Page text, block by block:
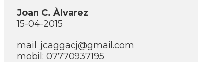
Joan C. Àlvarez
15-04-2015
mail: jcaggacj@gmail.com
mobil: 07770937195